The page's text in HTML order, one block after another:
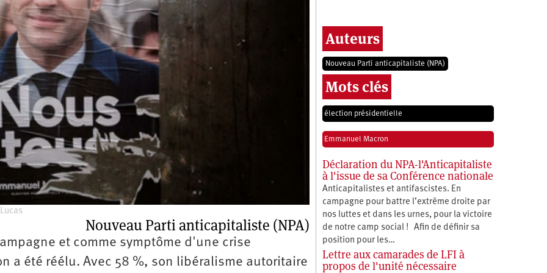
congrès
Congrès
Nouveau Parti anticapitaliste (NPA)
et comme symptôme d'une crise
a été réélu. Avec 58 %, son libéralisme autoritaire
Auteurs
Nouveau Parti anticapitaliste (NPA)
Mots clés
élection présidentielle
Emmanuel Macron
Déclaration du NPA-l'Anticapitaliste
à l'issue de sa Conférence nationale
Anticapitalistes et antifascistes. En
campagne pour battre l’extrême droite par
nos luttes et dans les urnes, pour la victoire
de notre camp social ! Afin de définir sa
position pour les…
Lettre aux camarades de LFI à
propos de l'unité nécessaire